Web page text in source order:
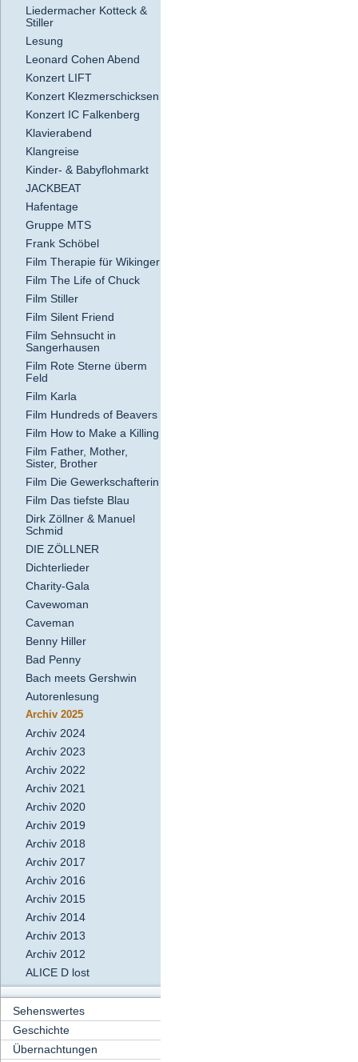
Liedermacher Kotteck &
Stiller
Lesung
Leonard Cohen Abend
Konzert LIFT
Konzert Klezmerschicksen
Konzert IC Falkenberg
Klavierabend
Klangreise
Kinder- & Babyflohmarkt
JACKBEAT
Hafentage
Gruppe MTS
Frank Schöbel
Film Therapie für Wikinger
Film The Life of Chuck
Film Stiller
Film Silent Friend
Film Sehnsucht in
Sangerhausen
Film Rote Sterne überm
Feld
Film Karla
Film Hundreds of Beavers
Film How to Make a Killing
Film Father, Mother,
Sister, Brother
Film Die Gewerkschafterin
Film Das tiefste Blau
Dirk Zöllner & Manuel
Schmid
DIE ZÖLLNER
Dichterlieder
Charity-Gala
Cavewoman
Caveman
Benny Hiller
Bad Penny
Bach meets Gershwin
Autorenlesung
Archiv 2025
Archiv 2024
Archiv 2023
Archiv 2022
Archiv 2021
Archiv 2020
Archiv 2019
Archiv 2018
Archiv 2017
Archiv 2016
Archiv 2015
Archiv 2014
Archiv 2013
Archiv 2012
ALICE D lost
Sehenswertes
Geschichte
Übernachtungen